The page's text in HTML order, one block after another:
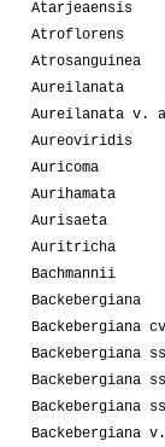
Atarjeaensis
Atroflorens
Atrosanguinea
Aureilanata
Aureilanata v.
Aureoviridis
Auricoma
Aurihamata
Aurisaeta
Auritricha
Bachmannii
Backebergiana
Backebergiana
Backebergiana
Backebergiana
Backebergiana